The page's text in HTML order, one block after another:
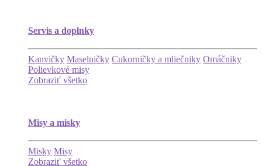
Servis a doplnky
Kanvičky Maselničky Cukorničky a mliečniky Omáčniky
Polievkové misy
Zobraziť všetko
Misy a misky
Misky Misy
Zobraziť všetko